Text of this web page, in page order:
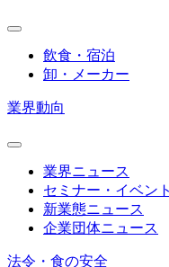
飲食・宿泊
卸・メーカー
業界動向
業界ニュース
セミナー・イベン
新業態ニュース
企業団体ニュース
法令・食の安全